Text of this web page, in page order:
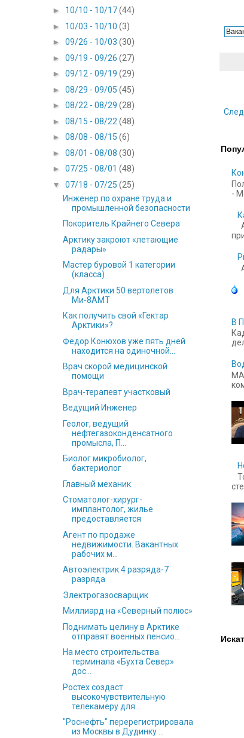
-
В
► 10/10 - 10/17(44)
► 10/03 - 10/10 (3)
► 09/26 - 10/03 (30)
► 09/19 - 09/26 (27)
► 09/12 - 09/19 (29)
► 08/29 - 09/05 (45)
► 08/22 - 08/29 (28)
► 08/15 - 08/22 (48)
► 08/08 - 08/15 (6)
► 08/01 - 08/08 (30)
► 07/25 - 08/01 (48)
▼ 07/18 - 07/25 (25)
Инженер по охране труда и
промышленной безопасности
Покоритель Крайнего Севера
Арктику закроют «летающие
радары»
Мастер буровой 1 категории
(класса)
Для Арктики 50 вертолетов
Ми-8АМТ
Как получить свой «Гектар
Арктики»?
Федор Конюхов уже пять дней
находится на одиночной...
Врач скорой медицинской
помощи
Врач-терапевт участковый
Ведущий Инженер
Геолог, ведущий
нефтегазоконденсатного
промысла, П...
Биолог микробиолог,
бактериолог
Главный механик
Стоматолог-хирург-
имплантолог, жилье
предоставляется
Агент по продаже
недвижимости. Вакантных
рабочих м...
Автоэлектрик 4 разряда-7
разряда
Электрогазосварщик
Миллиард на «Северный полюс»
Поднимать целину в Арктике
отправят военных пенсио...
На место строительства
терминала «Бухта Север»
дос...
Ростех создаст
высокочувствительную
телекамеру для...
"Роснефть" перерегистрировала
из Москвы в Дудинку ...